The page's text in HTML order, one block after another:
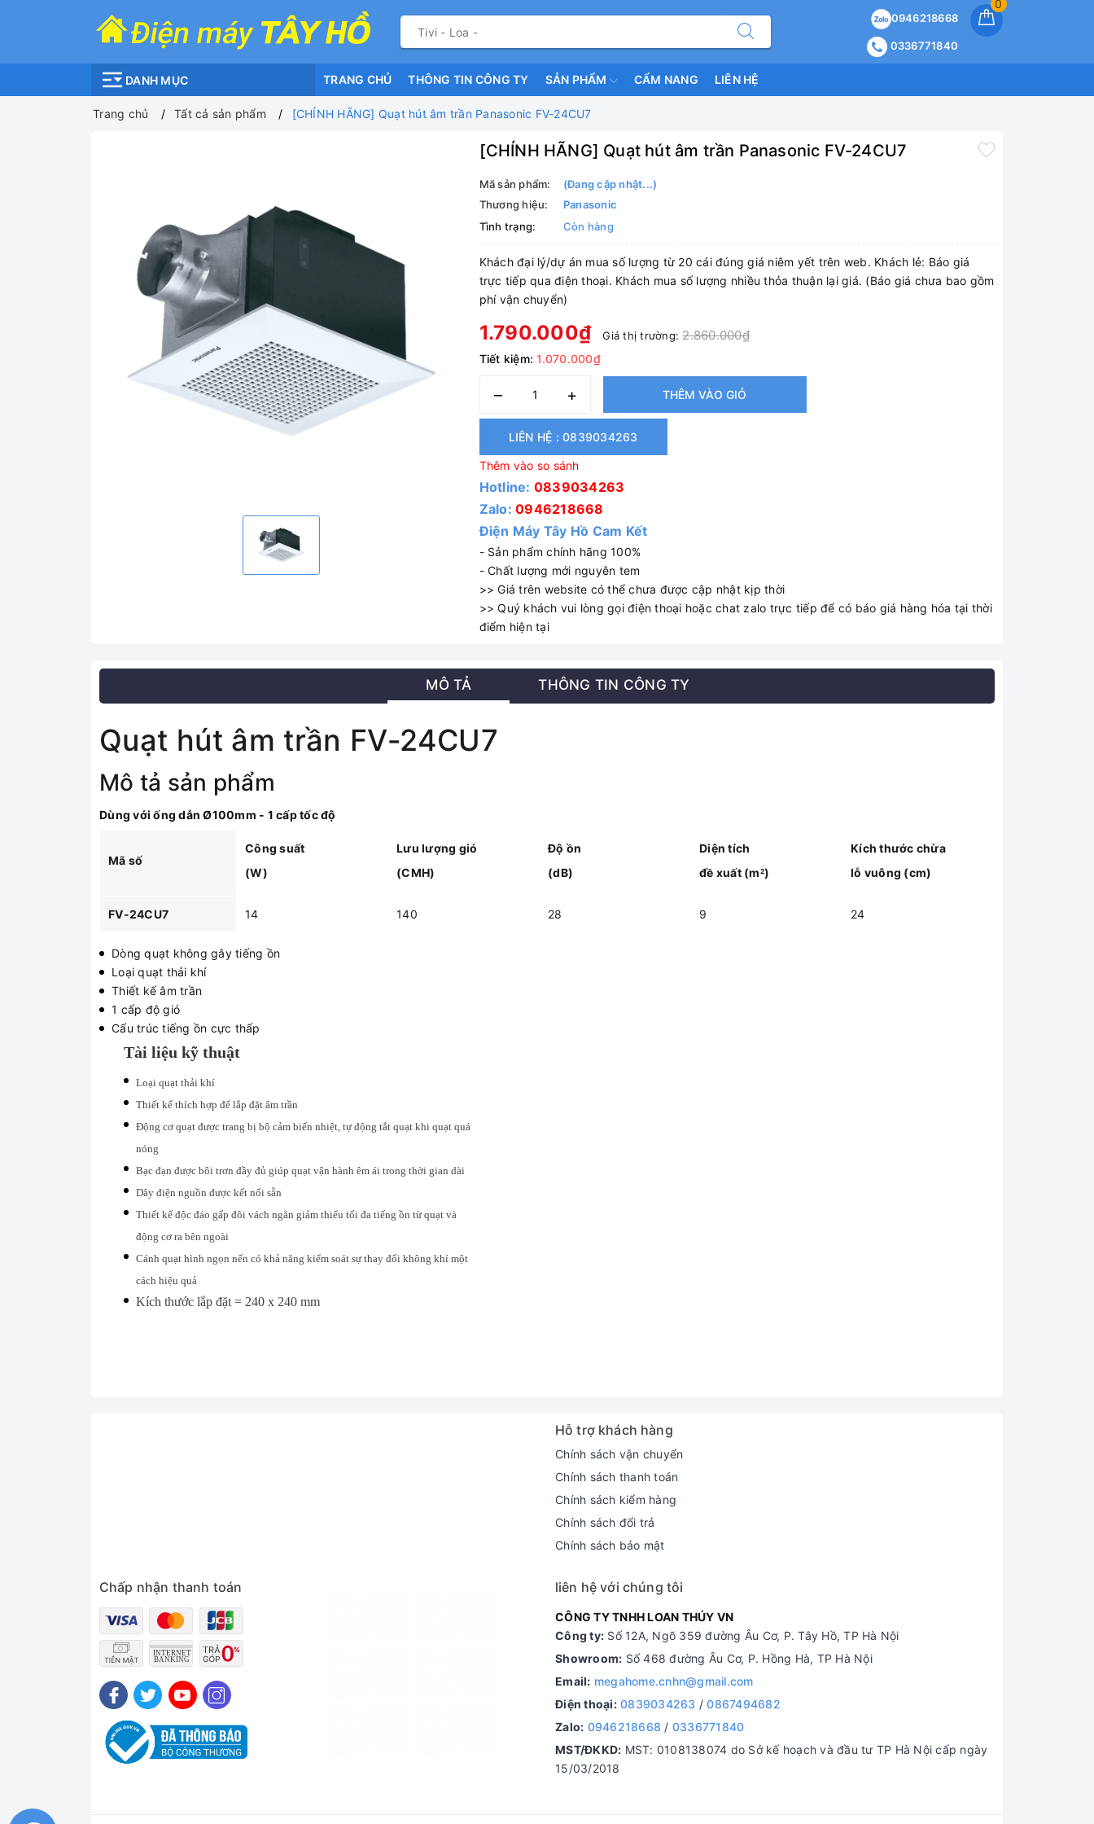
0
0946218668
0336771840
DANH MỤC TRANG CHỦ THÔNG TIN CÔNG TY SẢN PHẨM CẨM NANG LIÊN HỆ
Trang chủ Tất cả sản phẩm [CHÍNH HÃNG] Quạt hút âm trần Panasonic FV-24CU7
[CHÍNH HÃNG] Quạt hút âm trần Panasonic FV-24CU7
Mã sản phẩm:
(Đang cập nhật...)
Thương hiệu:
Panasonic
Tình trạng:
Còn hàng
Khách đại lý/dự án mua số lượng từ 20 cái đúng giá niêm yết trên web. Khách lẻ: Báo giá
trực tiếp qua điện thoại. Khách mua số lượng nhiều thỏa thuận lại giá. (Báo giá chưa bao gồm
phí vận chuyển)
1.790.000₫ Giá thị trường:2.860.000₫
Tiết kiệm:1.070.000₫
– + THÊM VÀO GIỎ
LIÊN HỆ : 0839034263
Thêm vào so sánh
Hotline: 0839034263
Zalo:0946218668
Điện Máy Tây Hồ Cam Kết
- Sản phẩm chính hãng 100%
- Chất lượng mới nguyên tem
>> Giá trên website có thể chưa được cập nhật kịp thời
>> Quý khách vui lòng gọi điện thoại hoặc chat zalo trực tiếp để có báo giá hàng hóa tại thời
điểm hiện tại
MÔ TẢ THÔNG TIN CÔNG TY
Quạt hút âm trần FV‑24CU7
Mô tả sản phẩm
Dùng với ống dẫn Ø100mm - 1 cấp tốc độ
Mã số
Công suất
(W)
Lưu lượng gió
(CMH)
Độ ồn
(dB)
Diện tích
đề xuất (m 2)
Kích thước chừa
lỗ vuông (cm)
FV-24CU7 14 140 28 9 24
Dòng quạt không gây tiếng ồn
Loại quạt thải khí
Thiết kế âm trần
1 cấp độ gió
Cấu trúc tiếng ồn cực thấp
Tài liệu kỹ thuật
Loại quạt thải khí
Thiết kế thích hợp để lắp đặt âm trần
Động cơ quạt được trang bị bộ cảm biến nhiệt, tự động tắt quạt khi quạt quá
nóng
Bạc đạn được bôi trơn đầy đủ giúp quạt vận hành êm ái trong thời gian dài
Dây điện nguồn được kết nối sẵn
Thiết kế độc đáo gấp đôi vách ngăn giảm thiểu tối đa tiếng ồn từ quạt và
động cơ ra bên ngoài
Cánh quạt hình ngọn nến có khả năng kiểm soát sự thay đổi không khí một
cách hiệu quả
Kích thước lắp đặt = 240 x 240 mm
Hỗ trợ khách hàng
Chính sách vận chuyển
Chính sách thanh toán
Chính sách kiểm hàng
Chính sách đổi trả
Chính sách bảo mật
Chấp nhận thanh toán liên hệ với chúng tôi
CÔNG TY TNHH LOAN THÚY VN
Công ty: Số 12A, Ngõ 359 đường Âu Cơ, P. Tây Hồ, TP Hà Nội
Showroom: Số 468 đường Âu Cơ, P. Hồng Hà, TP Hà Nội
Email: megahome.cnhn@gmail.com
Điện thoại: 0839034263 /0867494682
Zalo: 0946218668 / 0336771840
MST/ĐKKD: MST: 0108138074 do Sở kế hoạch và đầu tư TP Hà Nội cấp ngày
15/03/2018